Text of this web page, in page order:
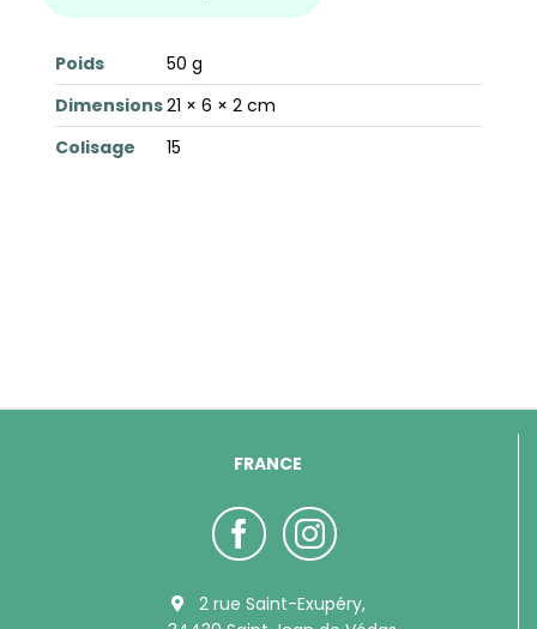
Poids
50 g
Dimensions21 × 6 × 2 cm
Colisage
15
FRANCE
2 rue Saint-Exupéry,